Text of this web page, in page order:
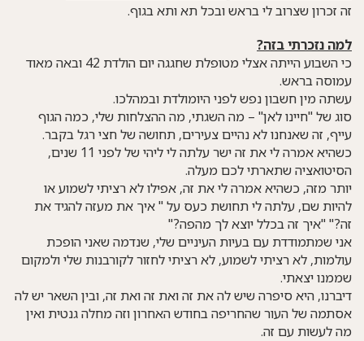
זה זכרון שצרוב לי בראש ובכל תא ותא בגוף.
למה נזכרתי בזה?
כי השבוע הייתה אצלי מטופלת שחגגה יום הולדת 42 ובאה מאוד
עמוסה בראש.
עשתה מין חשבון נפש לפני היומולדת ובמהלכו.
סוג של "חיינו לאן" – מה השגתי, מה ההצלחות שלי, כמה הגוף
עייף, זה שאנחנו לא נהיים צעירים, תחושה של חצי רגל בקבר.
כשהיא אמרה לי את זה ישר עלתה לי ליהי של לפני 11 שנים,
הסיטואציה שתארתי לכם מעלה.
יותר מזה, כשהיא אמרה לי את זה, אפילו לא רציתי לשמוע או
להיות שם, עלתה לי תחושת כעס על " איך את מעזה להגיד את
זה?" "איך זה בכלל יוצא לך מהפה?"
אני שמתמודדת עם בעיות העיניים שלי, שנדמה שאני הופכת
עולמות, לא רציתי לשמוע, לא רציתי לחזור לקורבנות שלי ולמקום
שממנו יצאתי.
דיברנו, היא סיפרה שיש לה את זה ואת זה ואת זה, ובין השאר יש לה
אסתמה של העור שהחריפה בחודש האחרון וזה מחלה גנטית ואין
מה לעשות עם זה.